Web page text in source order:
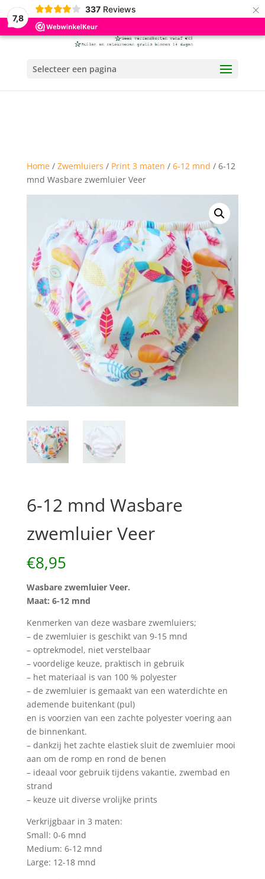
7,8
337 Reviews ×
Selecteer een pagina
Home/ Zwemluiers / Print 3 maten / 6-12 mnd / 6-12
mnd Wasbare zwemluier Veer
6-12 mnd Wasbare
zwemluier Veer
€8,95
Wasbare zwemluier Veer.
Maat: 6-12 mnd
Kenmerken van deze wasbare zwemluiers;
– de zwemluier is geschikt van 9-15 mnd
– optrekmodel, niet verstelbaar
– voordelige keuze, praktisch in gebruik
– het materiaal is van 100 % polyester
– de zwemluier is gemaakt van een waterdichte en
ademende buitenkant (pul)
en is voorzien van een zachte polyester voering aan
de binnenkant.
– dankzij het zachte elastiek sluit de zwemluier mooi
aan om de romp en rond de benen
– ideaal voor gebruik tijdens vakantie, zwembad en
strand
– keuze uit diverse vrolijke prints
Verkrijgbaar in 3 maten:
Small: 0-6 mnd
Medium: 6-12 mnd
Large: 12-18 mnd